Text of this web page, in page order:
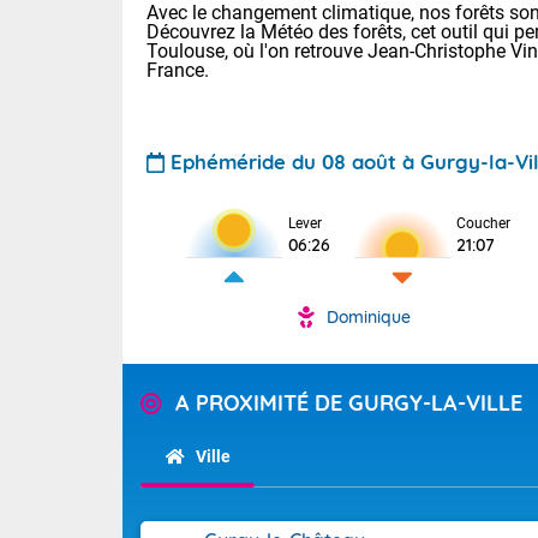
Pour la
Tendance
Avec le changement climatique, nos forêts
Découvrez la Météo des forêts, cet outil qui
Toulouse, où l'on retrouve Jean-Christophe
France.
Ephéméride du 08 août à Gurgy-la-
Lever
06:26
Coucher
21:07
Dominique
A PROXIMITÉ DE GURGY-LA-VILLE
Ville
Voici les
: 13/28 Paris
Clermont-
Lille : 14/29
Aujourd'hui
Très